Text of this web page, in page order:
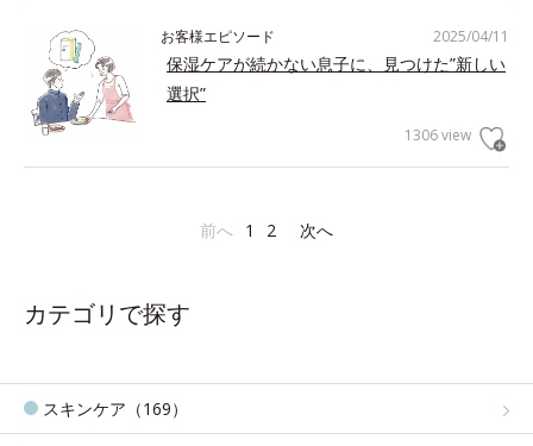
2025/04/11
お客様エピソード
保湿ケアが続かない息子に、見つけた”新しい
選択”
1306 view
前へ 1 2 次へ
カテゴリで探す
スキンケア（169）